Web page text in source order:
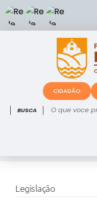
O que voce procura?
CIDADÃO
Legislação